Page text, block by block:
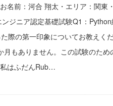
名前：河合 翔太・エリア：関東
ジニア認定基礎試験Q1：Python
際の第一印象についてお教えく
月もありません。この試験のため
はふだんRub…